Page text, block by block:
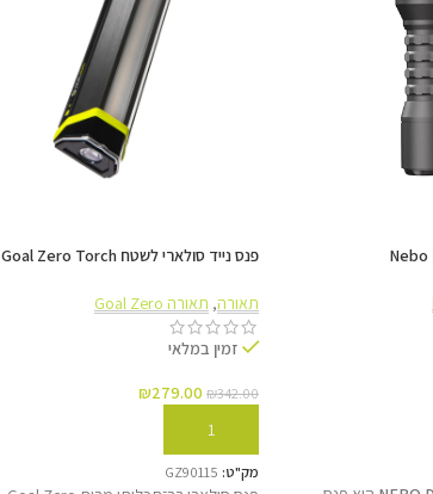
יתרונות מרכזיים
חיסכון מלא בחשמל ובעלויות תחזוקה
התקנה פשוטה ומהירה ללא צורך בכבלים
פנס נייד סולארי לשטח Goal Zero Torch
תאורה, תאורה Goal Zero
זמין במלאי
₪342.00
₪279.00
הוספה לסל
מק"ט: GZ90115